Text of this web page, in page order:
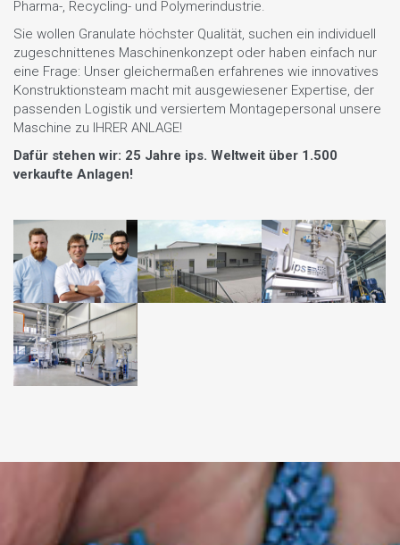
Pharma-, Recycling- und Polymerindustrie.
Sie wollen Granulate höchster Qualität, suchen ein individuell
zugeschnittenes Maschinenkonzept oder haben einfach nur
eine Frage: Unser gleichermaßen erfahrenes wie innovatives
Konstruktionsteam macht mit ausgewiesener Expertise, der
passenden Logistik und versiertem Montagepersonal unsere
Maschine zu IHRER ANLAGE!
Dafür stehen wir: 25 Jahre ips. Weltweit über 1.500
verkaufte Anlagen!